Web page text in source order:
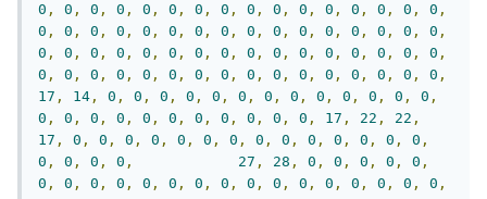
0 , 0 , 0 , 0 , 0 , 0 , 0 , 0 , 0 , 0 , 0 , 0 , 0 , 0 , 0 , 0 ,
0 , 0 , 0 , 0 , 0 , 0 , 0 , 0 , 0 , 0 , 0 , 0 , 0 , 0 , 0 , 0 ,
0 , 0 , 0 , 0 , 0 , 0 , 0 , 0 , 0 , 0 , 0 , 0 , 0 , 0 , 0 , 0 ,
0 , 0 , 0 , 0 , 0 , 0 , 0 , 0 , 0 , 0 , 0 , 0 , 0 , 0 , 0 , 0 ,
17 , 14 , 0 , 0 , 0 , 0 , 0 , 0 , 0 , 0 , 0 , 0 , 0 , 0 , 0 ,
0 , 0 , 0 , 0 , 0 , 0 , 0 , 0 , 0 , 0 , 0 , 17 , 22 , 22 ,
17 , 0 , 0 , 0 , 0 , 0 , 0 , 0 , 0 , 0 , 0 , 0 , 0 , 0 , 0 ,
0 , 0 , 0 , 0 , 27 , 28 , 0 , 0 , 0 , 0 , 0 ,
0 , 0 , 0 , 0 , 0 , 0 , 0 , 0 , 0 , 0 , 0 , 0 , 0 , 0 , 0 , 0 ,